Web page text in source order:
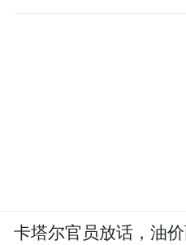
卡塔尔官员放话，油